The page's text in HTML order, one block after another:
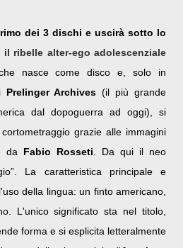
dei 3 dischi e uscirà sotto lo
il ribelle alter-ego adolescenziale
nasce come disco e, solo in
Prelinger Archives (il più grande
dal dopoguerra ad oggi), si
grazie alle immagini
da Fabio Rosseti . Da qui il neo
La caratteristica principale e
della lingua: un finto americano,
L'unico significato sta nel titolo,
forma e si esplicita letteralmente